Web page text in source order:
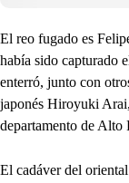
El reo fugado es
había sido capturado
enterró, junto con
japonés Hiroyuki
departamento de Alto
El cadáver del